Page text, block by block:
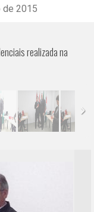
de 2015
realizada na